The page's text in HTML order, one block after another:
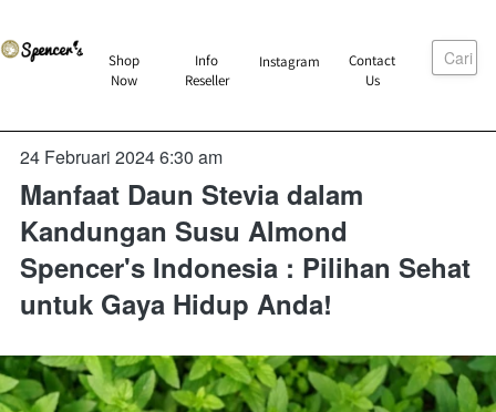
`
Shop
Now
` Info
Reseller
`Instagram `
Contact
Us
Cari
24 Februari 2024 6:30 am
Manfaat Daun Stevia dalam
Kandungan Susu Almond
Spencer's Indonesia : Pilihan Sehat
untuk Gaya Hidup Anda!